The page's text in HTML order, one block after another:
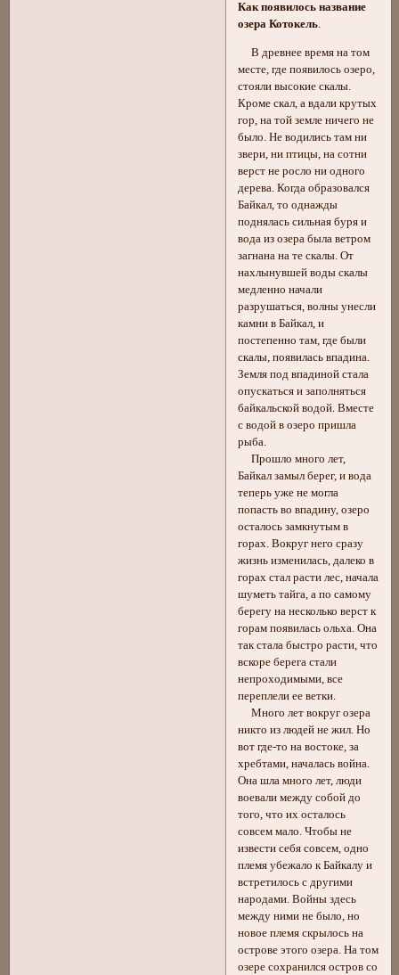
Как появилось название
озера Котокель.
В древнее время на том
месте, где появилось озеро,
стояли высокие скалы.
Кроме скал, а вдали крутых
гор, на той земле ничего не
было. Не водились там ни
звери, ни птицы, на сотни
верст не росло ни одного
дерева. Когда образовался
Байкал, то однажды
поднялась сильная буря и
вода из озера была ветром
загнана на те скалы. От
нахлынувшей воды скалы
медленно начали
разрушаться, волны унесли
камни в Байкал, и
постепенно там, где были
скалы, появилась впадина.
Земля под впадиной стала
опускаться и заполняться
байкальской водой. Вместе
с водой в озеро пришла
рыба.
Прошло много лет,
Байкал замыл берег, и вода
теперь уже не могла
попасть во впадину, озеро
осталось замкнутым в
горах. Вокруг него сразу
жизнь изменилась, далеко в
горах стал расти лес, начала
шуметь тайга, а по самому
берегу на несколько верст к
горам появилась ольха. Она
так стала быстро расти, что
вскоре берега стали
непроходимыми, все
переплели ее ветки.
Много лет вокруг озера
никто из людей не жил. Но
вот где-то на востоке, за
хребтами, началась война.
Она шла много лет, люди
воевали между собой до
того, что их осталось
совсем мало. Чтобы не
извести себя совсем, одно
племя убежало к Байкалу и
встретилось с другими
народами. Войны здесь
между ними не было, но
новое племя скрылось на
острове этого озера. На том
озере сохранился остров со